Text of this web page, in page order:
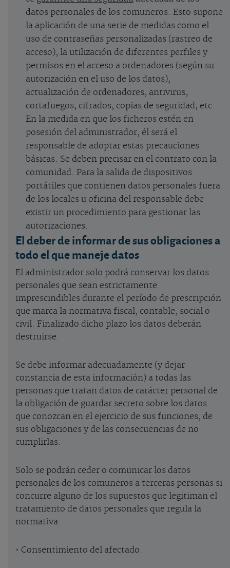
datos personales de los comuneros. Esto supone
la aplicación de una serie de medidas como el
uso de contraseñas personalizadas (rastreo de
acceso), la utilización de diferentes perfiles y
permisos en el acceso a ordenadores (según su
autorización en el uso de los datos),
actualización de ordenadores, antivirus,
cortafuegos, cifrados, copias de seguridad, etc.
En la medida en que los ficheros estén en
posesión del administrador, él será el
responsable de adoptar estas precauciones
básicas. Se deben precisar en el contrato con la
comunidad. Para la salida de dispositivos
portátiles que contienen datos personales fuera
de los locales u oficina del responsable debe
existir un procedimiento para gestionar las
autorizaciones.
El deber de informar de sus obligaciones a
todo el que maneje datos
El administrador solo podrá conservar los datos
personales que sean estrictamente
imprescindibles durante el período de prescripción
que marca la normativa fiscal, contable, social o
civil. Finalizado dicho plazo los datos deberán
destruirse.
Se debe informar adecuadamente (y dejar
constancia de esta información) a todas las
personas que tratan datos de carácter personal de
la obligación de guardar secreto sobre los datos
que conozcan en el ejercicio de sus funciones, de
sus obligaciones y de las consecuencias de no
cumplirlas.
Solo se podrán ceder o comunicar los datos
personales de los comuneros a terceras personas si
concurre alguno de los supuestos que legitiman el
tratamiento de datos personales que regula la
normativa:
• Consentimiento del afectado.